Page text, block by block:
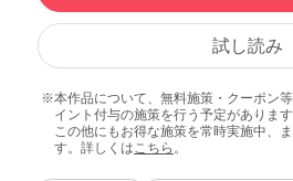
試し読み
本作品について、無料施策・クーポン
イント付与の施策を行う予定があります
この他にもお得な施策を常時実施中、
す。詳しくは こちら 。